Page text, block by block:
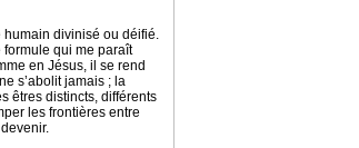
humain divinisé ou déifié.
formule qui me paraît
en Jésus, il se rend
s’abolit jamais ; la
êtres distincts, différents
les frontières entre